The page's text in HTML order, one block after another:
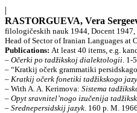
|
RASTORGUEVA, Vera
filologičeskih nauk 1944, Docent
Head of Sector of Iranian Languages
Publications: At least 40 items, e.g.
– Očerki po tadžikskoj dialektologii. 1-
– “Kratkij očerk grammatiki
– Kratkij očerk fonetiki tadžikskogo
– With A. A. Kerimova: Sistema
– Opyt sravnitel’nogo izučenija
– Srednepersidskij jazyk. 160 p. M.